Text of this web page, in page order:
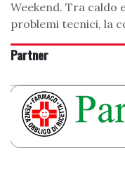
Weekend. Tra caldo
problemi tecnici, la
Partner